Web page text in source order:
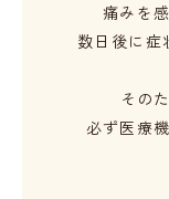
痛みを
数日後に症
その
必ず医療